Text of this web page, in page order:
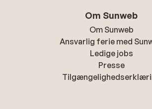
Om Sunweb
Om Sunweb
Ansvarlig ferie med
Ledige jobs
Presse